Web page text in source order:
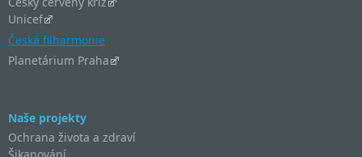
Unicef
Česká filharmonie
Planetárium Praha
Naše projekty
Ochrana života a zdraví